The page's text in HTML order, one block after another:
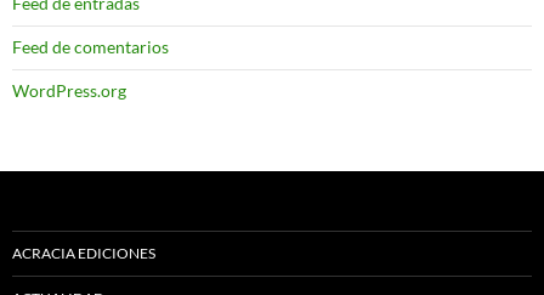
Feed de comentarios
WordPress.org
ACRACIA EDICIONES